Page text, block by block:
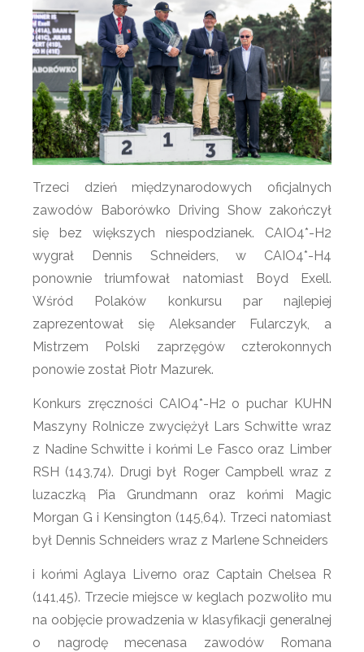
Trzeci dzień międzynarodowych oficjalnych
zawodów Baborówko Driving Show zakończył
się bez większych niespodzianek. CAIO4*-H2
wygrał Dennis Schneiders, w CAIO4*-H4
ponownie triumfował natomiast Boyd Exell.
Wśród Polaków konkursu par najlepiej
zaprezentował się Aleksander Fularczyk, a
Mistrzem Polski zaprzęgów czterokonnych
ponowie został Piotr Mazurek.
Konkurs zręczności CAIO4*-H2 o puchar KUHN
Maszyny Rolnicze zwyciężył Lars Schwitte wraz
z Nadine Schwitte i końmi Le Fasco oraz Limber
RSH (143,74). Drugi był Roger Campbell wraz z
luzaczką Pia Grundmann oraz końmi Magic
Morgan G i Kensington (145,64). Trzeci natomiast
był Dennis Schneiders wraz z Marlene Schneiders
i końmi Aglaya Liverno oraz Captain Chelsea R
(141,45). Trzecie miejsce w keglach pozwoliło mu
na oobjęcie prowadzenia w klasyfikacji generalnej
o nagrodę mecenasa zawodów Romana